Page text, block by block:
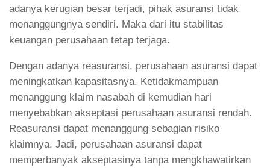
adanya kerugian besar terjadi, pihak asuransi tidak
menanggungnya sendiri. Maka dari itu stabilitas
keuangan perusahaan tetap terjaga.
Dengan adanya reasuransi, perusahaan asuransi dapat
meningkatkan kapasitasnya. Ketidakmampuan
menanggung klaim nasabah di kemudian hari
menyebabkan akseptasi perusahaan asuransi rendah.
Reasuransi dapat menanggung sebagian risiko
klaimnya. Jadi, perusahaan asuransi dapat
memperbanyak akseptasinya tanpa mengkhawatirkan